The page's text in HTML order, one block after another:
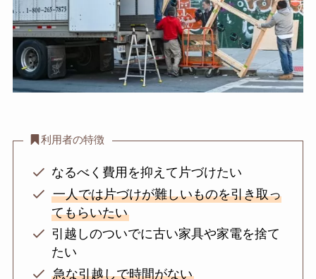
利用者の特徴
なるべく費用を抑えて片づけたい
一人では片づけが難しいものを引き取っ
てもらいたい
引越しのついでに古い家具や家電を捨て
たい
急な引越しで時間がない